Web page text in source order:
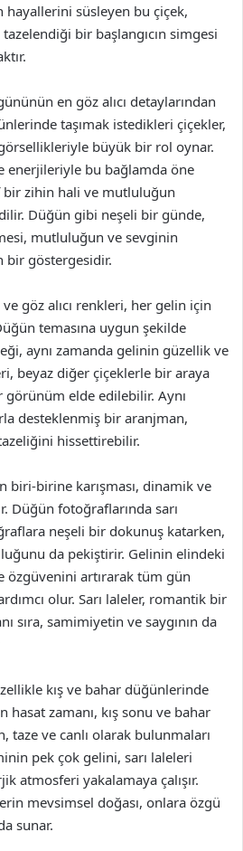
hayallerini süsleyen bu çiçek,
bir başlangıcın simgesi
en göz alıcı detaylarından
taşımak istedikleri çiçekler,
büyük bir rol oynar.
enerjileriyle bu bağlamda öne
bir zihin hali ve mutluluğun
Düğün gibi neşeli bir günde,
mutluluğun ve sevginin
bir göstergesidir.
ve göz alıcı renkleri, her gelin için
temasına uygun şekilde
aynı zamanda gelinin güzellik ve
beyaz diğer çiçeklerle bir araya
elde edilebilir. Aynı
desteklenmiş bir aranjman,
hissettirebilir.
biri-birine karışması, dinamik ve
Düğün fotoğraflarında sarı
neşeli bir dokunuş katarken,
da pekiştirir. Gelinin elindeki
özgüvenini artırarak tüm gün
olur. Sarı laleler, romantik bir
sıra, samimiyetin ve saygının da
kış ve bahar düğünlerinde
hasat zamanı, kış sonu ve bahar
taze ve canlı olarak bulunmaları
pek çok gelini, sarı laleleri
atmosferi yakalamaya çalışır.
mevsimsel doğası, onlara özgü
sunar.